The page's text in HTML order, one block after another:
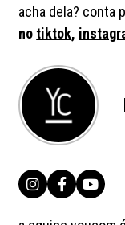
acha dela? conta
notiktok,